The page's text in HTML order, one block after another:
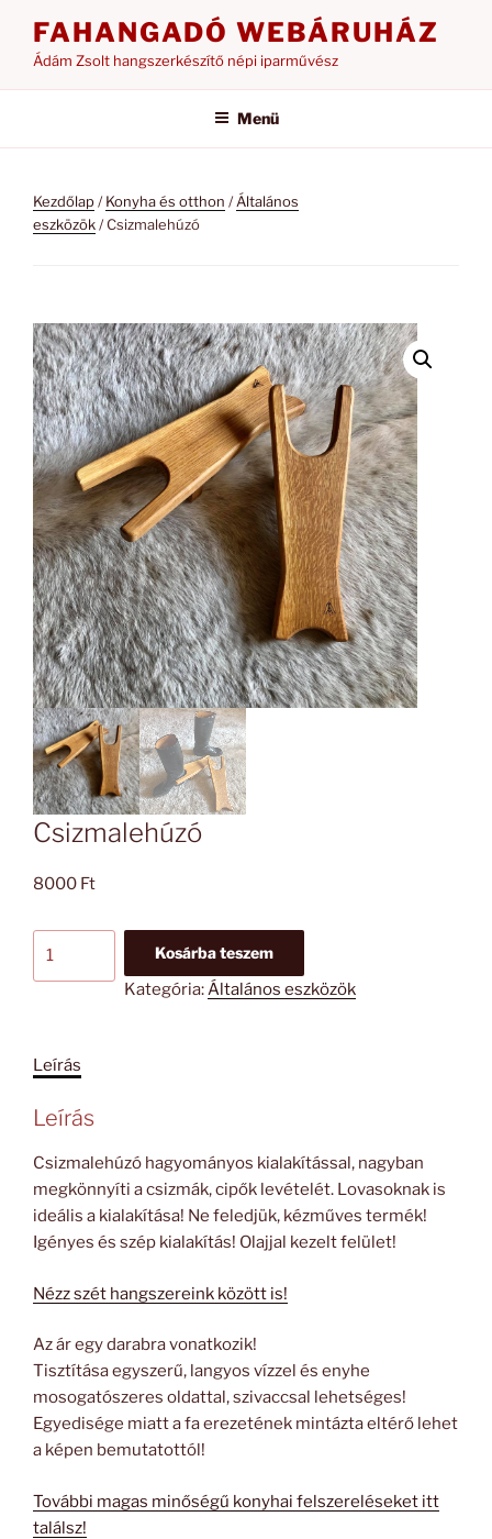
FAHANGADÓ WEBÁRUHÁZ
Ádám Zsolt hangszerkészítő népi iparművész
Menü
Kezdőlap/Konyha és otthon /Általános
eszközök/ Csizmalehúzó
Csizmalehúzó
8000 Ft
Kosárba teszem
Kategória: Általános eszközök
Leírás
Leírás
Csizmalehúzó hagyományos kialakítással, nagyban
megkönnyíti a csizmák, cipők levételét. Lovasoknak is
ideális a kialakítása! Ne feledjük, kézműves termék!
Igényes és szép kialakítás! Olajjal kezelt felület!
Nézz szét hangszereink között is!
Az ár egy darabra vonatkozik!
Tisztítása egyszerű, langyos vízzel és enyhe
mosogatószeres oldattal, szivaccsal lehetséges!
Egyedisége miatt a fa erezetének mintázta eltérő lehet
a képen bemutatottól!
További magas minőségű konyhai felszereléseket itt
találsz!